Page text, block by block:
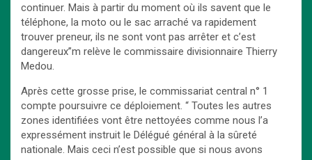
continuer. Mais à partir du moment où ils savent que le
téléphone, la moto ou le sac arraché va rapidement
trouver preneur, ils ne sont vont pas arrêter et c’est
dangereux”m relève le commissaire divisionnaire Thierry
Medou.
Après cette grosse prise, le commissariat central n° 1
compte poursuivre ce déploiement. “ Toutes les autres
zones identifiées vont être nettoyées comme nous l’a
expressément instruit le Délégué général à la sûreté
nationale. Mais ceci n’est possible que si nous avons